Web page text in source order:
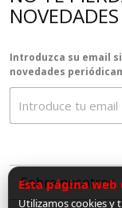
NOVEDADES
Introduzca su email
novedades
Sobre nosotros
Esta página web
Utilizamos cookies y